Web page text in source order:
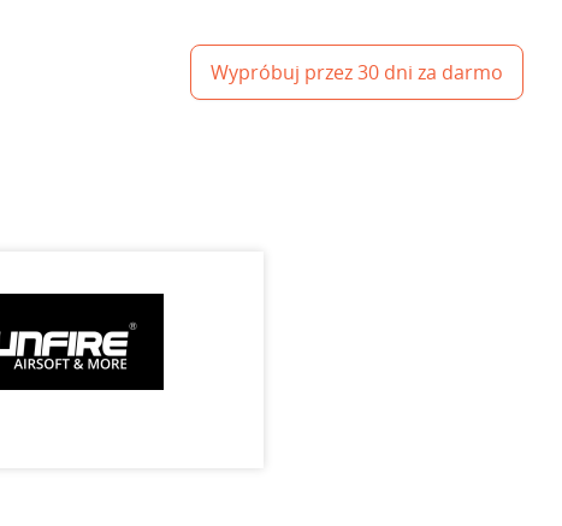
Wypróbuj przez 30 dni za darmo